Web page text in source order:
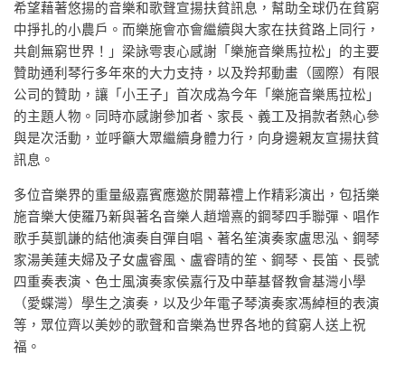
希望藉著悠揚的音樂和歌聲宣揚扶貧訊息，幫助全球仍在貧窮
中掙扎的小農戶。而樂施會亦會繼續與大家在扶貧路上同行，
共創無窮世界！」梁詠雩衷心感謝「樂施音樂馬拉松」的主要
贊助通利琴行多年來的大力支持，以及羚邦動畫（國際）有限
公司的贊助，讓「小王子」首次成為今年「樂施音樂馬拉松」
的主題人物。同時亦感謝參加者、家長、義工及捐款者熱心參
與是次活動，並呼籲大眾繼續身體力行，向身邊親友宣揚扶貧
訊息。
多位音樂界的重量級嘉賓應邀於開幕禮上作精彩演出，包括樂
施音樂大使羅乃新與著名音樂人趙增熹的鋼琴四手聯彈、唱作
歌手莫凱謙的結他演奏自彈自唱、著名笙演奏家盧思泓、鋼琴
家湯美蓮夫婦及子女盧睿風、盧睿晴的笙、鋼琴、長笛、長號
四重奏表演、色士風演奏家侯嘉行及中華基督教會基灣小學
（愛蝶灣）學生之演奏，以及少年電子琴演奏家馮綽桓的表演
等，眾位齊以美妙的歌聲和音樂為世界各地的貧窮人送上祝
福。